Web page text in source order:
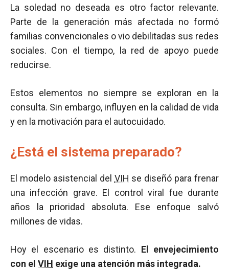
La soledad no deseada es otro factor relevante.
Parte de la generación más afectada no formó
familias convencionales o vio debilitadas sus redes
sociales. Con el tiempo, la red de apoyo puede
reducirse.
Estos elementos no siempre se exploran en la
consulta. Sin embargo, influyen en la calidad de vida
y en la motivación para el autocuidado.
¿Está el sistema preparado?
El modelo asistencial del VIH se diseñó para frenar
una infección grave. El control viral fue durante
años la prioridad absoluta. Ese enfoque salvó
millones de vidas.
Hoy el escenario es distinto. El envejecimiento
con el VIH exige una atención más integrada.